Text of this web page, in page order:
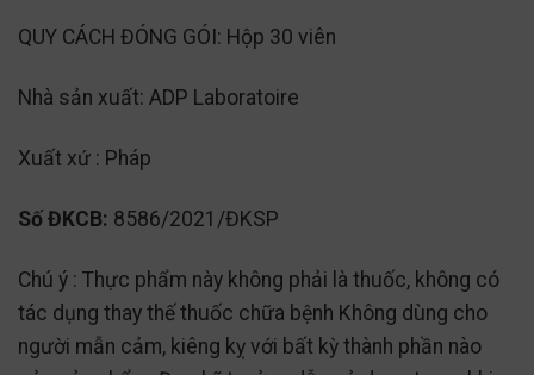
QUY CÁCH ĐÓNG GÓI: Hộp 30 viên
Nhà sản xuất: ADP Laboratoire
Xuất xứ : Pháp
Số ĐKCB: 8586/2021/ĐKSP
Chú ý : Thực phẩm này không phải là thuốc, không có
tác dụng thay thế thuốc chữa bệnh Không dùng cho
người mẫn cảm, kiêng kỵ với bất kỳ thành phần nào